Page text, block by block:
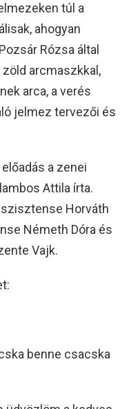
túl a
ahogyan
Rózsa által
arcmaszkkal,
arca, a verés
jelmez tervezői és
a zenei
Attila írta.
Horváth
Németh Dóra és
Vajk.
benne csacska